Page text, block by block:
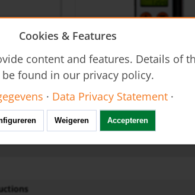
Cookies & Features
content and features. Details of
be found in our privacy policy.
· Data Privacy Statement ·
Weigeren Accepteren